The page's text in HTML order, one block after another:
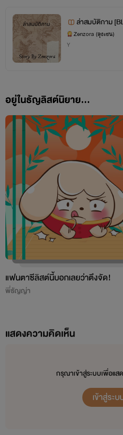
3 นิยายชุด Project Love Music
4. นิยายชุด Color
กำลังอยู่ระหว่างการ
ล่าสมบัติกาม
Zenzora (ลุงเซน)
Y
อยู่ในธัญลิสต์นิยาย...
แฟนตาซีลิสต์นี้บอกเลยว่าตึงจัด!
พี่ธัญญ่า
แสดงความคิดเห็น
กรุณาเข้าสู่ระบบเพื่อแส
เข้าสู่ระบ